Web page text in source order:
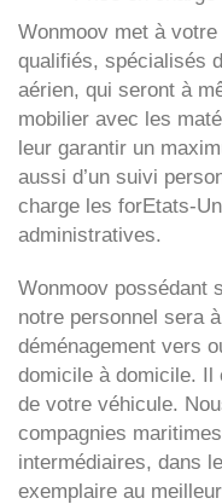
Wonmoov met à
qualifiés, spécialisés
aérien, qui seront à
mobilier avec les
leur garantir un
aussi d’un suivi
charge les forEtats-
administratives.
Wonmoov possédant
notre personnel sera
déménagement vers
domicile à domicile. Il
de votre véhicule.
compagnies
intermédiaires, dans
exemplaire au